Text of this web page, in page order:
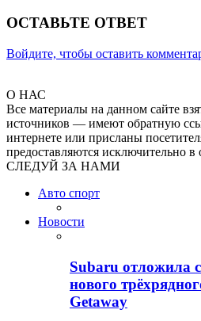
ОСТАВЬТЕ ОТВЕТ
Войдите, чтобы оставить
О НАС
Все материалы на данном сайте
источников — имеют обратную
интернете или присланы
предоставляются исключительно в
СЛЕДУЙ ЗА НАМИ
Авто спорт
Новости
Subaru отложила
нового
Getaway